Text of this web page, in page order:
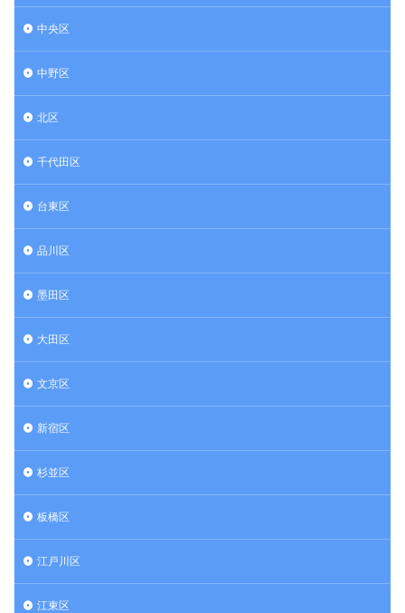
中央区
中野区
北区
千代田区
台東区
品川区
墨田区
大田区
文京区
新宿区
杉並区
板橋区
江戸川区
江東区